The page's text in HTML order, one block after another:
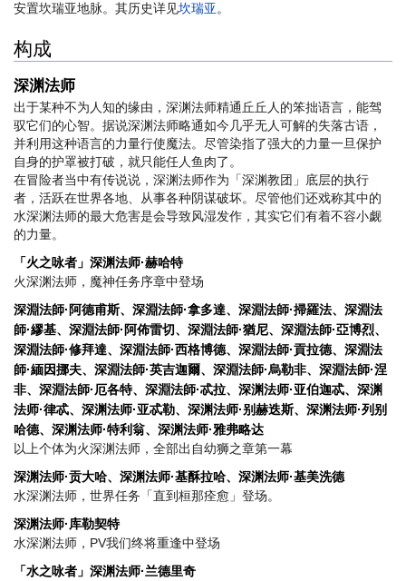
安置坎瑞亚地脉。其历史详见坎瑞亚。
构成
深渊法师
出于某种不为人知的缘由，深渊法师精通丘丘人的笨拙语言，能驾
驭它们的心智。据说深渊法师略通如今几乎无人可解的失落古语，
并利用这种语言的力量行使魔法。尽管染指了强大的力量一旦保护
自身的护罩被打破，就只能任人鱼肉了。
在冒险者当中有传说说，深渊法师作为「深渊教团」底层的执行
者，活跃在世界各地、从事各种阴谋破坏。尽管他们还戏称其中的
水深渊法师的最大危害是会导致风湿发作，其实它们有着不容小觑
的力量。
「火之咏者」深渊法师·赫哈特
火深渊法师，魔神任务序章中登场
深淵法師·阿德甫斯、深淵法師·拿多達、深淵法師·掃羅法、深淵法
師·繆基、深淵法師·阿佈雷切、深淵法師·猶尼、深淵法師·亞博烈、
深淵法師·修拜達、深淵法師·西格博德、深淵法師·貢拉德、深淵法
師·緬因挪夫、深淵法師·英吉迦爾、深淵法師·烏勒非、深淵法師·涅
非、深淵法師·厄各特、深淵法師·忒拉、深渊法师·亚伯迦忒、深渊
法师·律忒、深渊法师·亚忒勒、深渊法师·别赫迭斯、深渊法师·列别
哈德、深渊法师·特利翁、深渊法师·雅弗略达
以上个体为火深渊法师，全部出自幼狮之章第一幕
深渊法师·贡大哈、深渊法师·基酥拉哈、深渊法师·基美洗德
水深渊法师，世界任务「直到桓那痊愈」登场。
深渊法师·库勒契特
水深渊法师，PV我们终将重逢中登场
「水之咏者」深渊法师·兰德里奇